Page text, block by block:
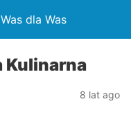
dla Was
Kulinarna
8 lat ago